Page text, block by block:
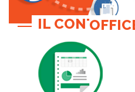
IL CONTENUTO DEL